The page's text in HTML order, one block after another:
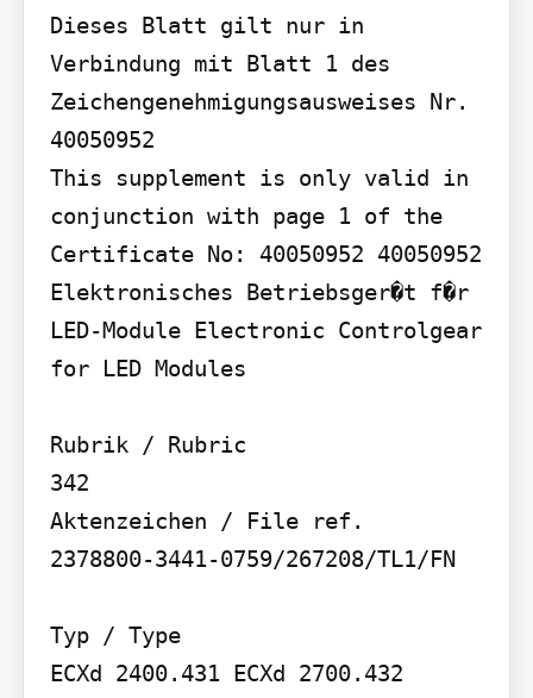
Dieses Blatt gilt nur in
Verbindung mit Blatt 1 des
Zeichengenehmigungsausweises Nr.
40050952
This supplement is only valid in
conjunction with page 1 of the
Certificate No: 40050952 40050952
Elektronisches Betriebsger�t f�r
LED-Module Electronic Controlgear
for LED Modules
Rubrik / Rubric
342
Aktenzeichen / File ref.
2378800-3441-0759/267208/TL1/FN
Typ / Type
ECXd 2400.431 ECXd 2700.432